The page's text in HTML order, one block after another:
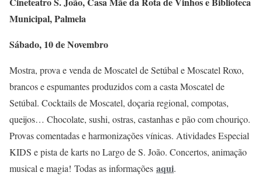
Municipal, Palmela
Sábado, 10 de Novembro
Mostra, prova e venda de Moscatel de Setúbal e Moscatel Roxo,
brancos e espumantes produzidos com a casta Moscatel de
Setúbal. Cocktails de Moscatel, doçaria regional, compotas,
queijos… Chocolate, sushi, ostras, castanhas e pão com chouriço.
Provas comentadas e harmonizações vínicas. Atividades Especial
KIDS e pista de karts no Largo de S. João. Concertos, animação
musical e magia! Todas as informações aqui.